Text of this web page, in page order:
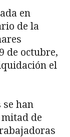
en
de la
de octubre,
el
se han
de